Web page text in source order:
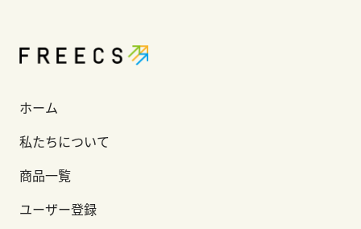
ホーム
私たちについて
商品一覧
ユーザー登録